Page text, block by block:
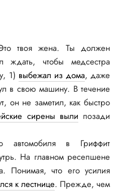
твоя жена. Ты должен
ждать, чтобы медсестра
1) выбежал из дома, даже
в свою машину. В течение
он не заметил, как быстро
сирены выли позади
в Гриффит
На главном ресепшене
Понимая, что его усилия
к лестнице. Прежде, чем